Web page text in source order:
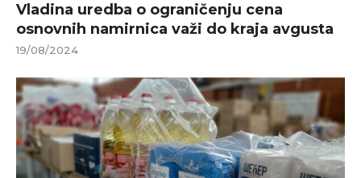
Vladina uredba o ograničenju cena
osnovnih namirnica važi do kraja avgusta
19/08/2024